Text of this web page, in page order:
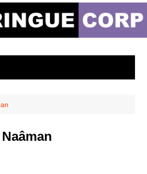
Bastringue Corp –
Musicales
Naâman